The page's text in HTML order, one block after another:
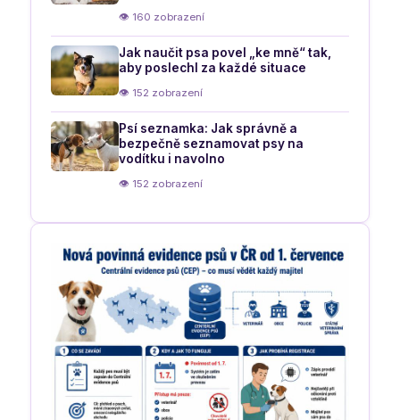
👁 160 zobrazení
Jak naučit psa povel „ke mně“ tak,
aby poslechl za každé situace
👁 152 zobrazení
Psí seznamka: Jak správně a
bezpečně seznamovat psy na
vodítku i navolno
👁 152 zobrazení